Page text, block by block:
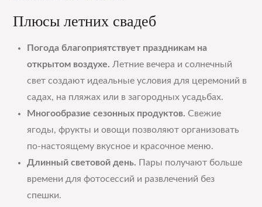
Плюсы летних свадеб
Погода благоприятствует праздникам на
открытом воздухе. Летние вечера и солнечный
свет создают идеальные условия для церемоний в
садах, на пляжах или в загородных усадьбах.
Многообразие сезонных продуктов. Свежие
ягоды, фрукты и овощи позволяют организовать
по-настоящему вкусное и красочное меню.
Длинный световой день. Пары получают больше
времени для фотосессий и развлечений без
спешки.